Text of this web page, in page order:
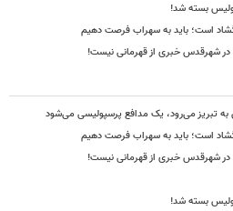
بسته شد!
گشاد است؛ باید به سهراب فرصت دهیم
شهرقدس خبری از قهرمانی نیست!
به تبریز می‌رود، یک مدافع پرسپولیسی می‌شود
گشاد است؛ باید به سهراب فرصت دهیم
شهرقدس خبری از قهرمانی نیست!
بسته شد!